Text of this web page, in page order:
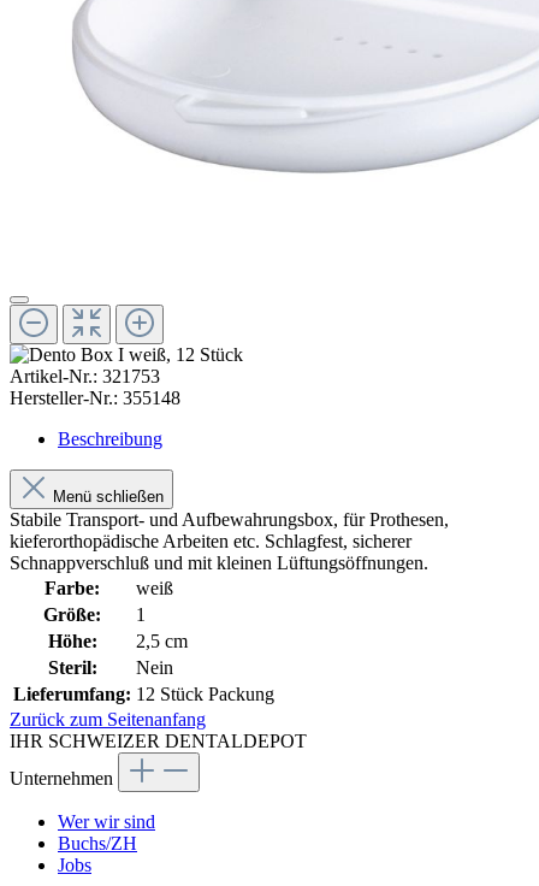
Artikel-Nr.: 321753
Hersteller-Nr.: 355148
Beschreibung
Menü schließen
Stabile Transport- und Aufbewahrungsbox, für Prothesen,
kieferorthopädische Arbeiten etc. Schlagfest, sicherer
Schnappverschluß und mit kleinen Lüftungsöffnungen.
Farbe:
weiß
Größe:
1
Höhe:
2,5 cm
Steril:
Nein
Lieferumfang: 12 Stück Packung
Zurück zum Seitenanfang
IHR SCHWEIZER DENTALDEPOT
Unternehmen
Wer wir sind
Buchs/ZH
Jobs